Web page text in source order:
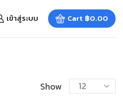
เข้าสู่ระบบ Cart ฿0.00
Show